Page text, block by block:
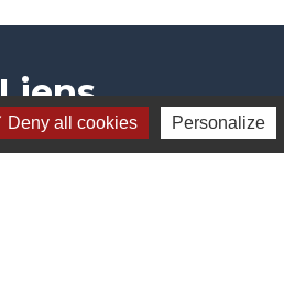
Liens
Deny all cookies Personalize